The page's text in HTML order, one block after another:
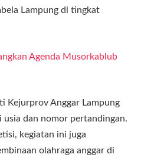
Lampung di tingkat
Agenda Musorkablub
Kejurprov Anggar Lampung
dan nomor pertandingan.
kegiatan ini juga
olahraga anggar di